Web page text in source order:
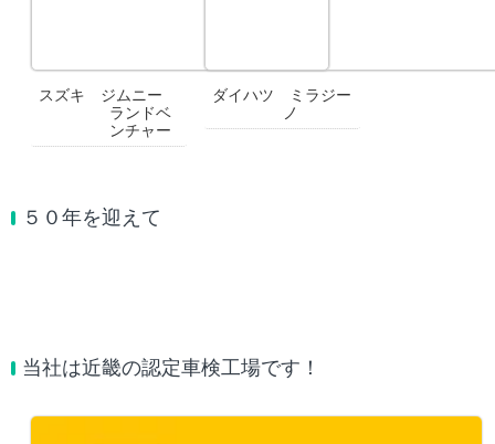
スズキ ジムニー
ランドベ
ンチャー
ダイハツ ミラジー
ノ
５０年を迎えて
当社は近畿の認定車検工場です！